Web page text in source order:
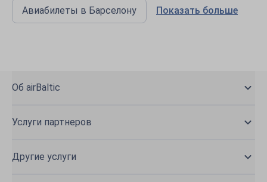
Авиабилеты в Барселону Показать больше
Об airBaltic
Услуги партнеров
Другие услуги